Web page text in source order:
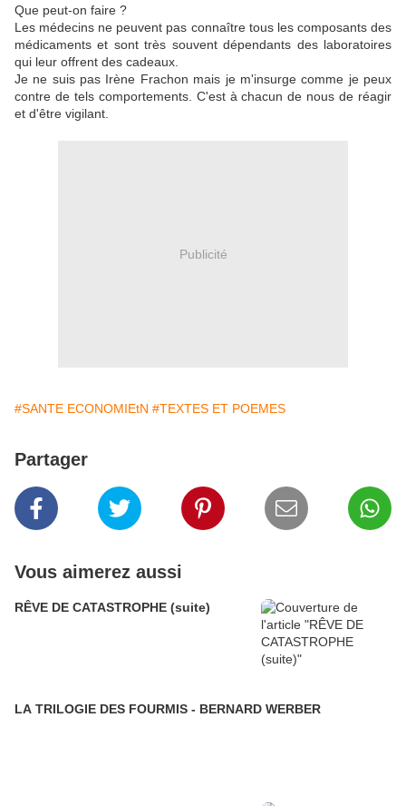
Que peut-on faire ?
Les médecins ne peuvent pas connaître tous les composants des
médicaments et sont très souvent dépendants des laboratoires
qui leur offrent des cadeaux.
Je ne suis pas Irène Frachon mais je m'insurge comme je peux
contre de tels comportements. C'est à chacun de nous de réagir
et d'être vigilant.
Publicité
#SANTE ECONOMIEtN #TEXTES ET POEMES
Partager
Vous aimerez aussi
RÊVE DE CATASTROPHE (suite)
LA TRILOGIE DES FOURMIS - BERNARD WERBER